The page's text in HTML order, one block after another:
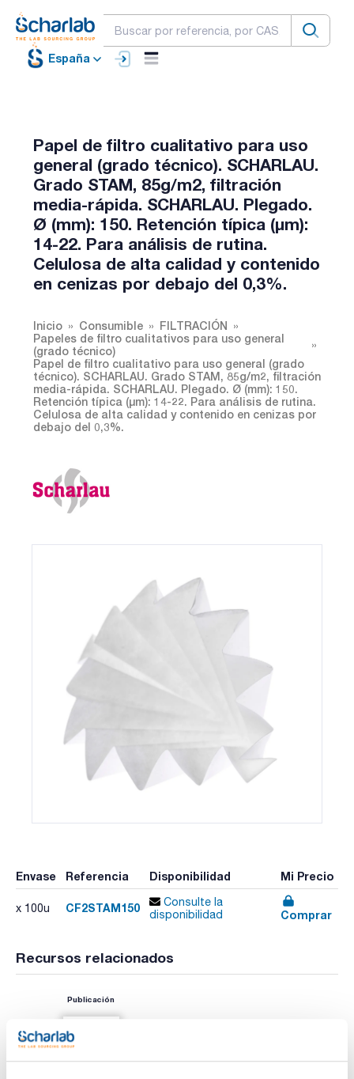
España
Papel de filtro cualitativo para uso
general (grado técnico). SCHARLAU.
Grado STAM, 85g/m2, filtración
media-rápida. SCHARLAU. Plegado.
Ø (mm): 150. Retención típica (µm):
14-22. Para análisis de rutina.
Celulosa de alta calidad y contenido
en cenizas por debajo del 0,3%.
Inicio Consumible
FILTRACIÓN
Papeles de filtro cualitativos para uso general
(grado técnico)
Papel de filtro cualitativo para uso general (grado
técnico). SCHARLAU. Grado STAM, 85g/m2, filtración
media-rápida. SCHARLAU. Plegado. Ø (mm): 150.
Retención típica (µm): 14-22. Para análisis de rutina.
Celulosa de alta calidad y contenido en cenizas por
debajo del 0,3%.
Envase Referencia Disponibilidad Mi Precio
x 100u CF2STAM150
Consulte la
disponibilidad
Comprar
Recursos relacionados
Publicación